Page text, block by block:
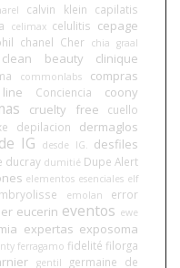
calvin klein capilatis
celimax celulitis cepage
chanel Cher chia graal
clean beauty clinique
commonlabs
compras
Conciencia
coony
cruelty free cuello
depilacion dermaglos
IG desde IG. desfiles
ducray dumitié Dupe Alert
elementos esenciales elf
emolan
error
eucerin eventos ewe
expertas exposoma
ferragamo fidelité filorga
gentil
germaine de